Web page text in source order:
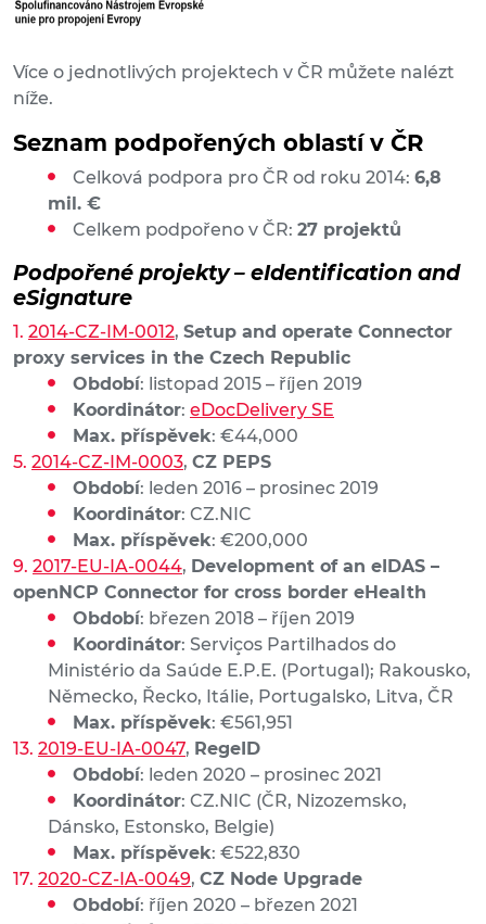
Více o jednotlivých projektech v ČR můžete nalézt
níže.
Seznam podpořených oblastí v ČR
Celková podpora pro ČR od roku 2014: 6,8
mil. €
Celkem podpořeno v ČR: 27 projektů
Podpořené projekty – eIdentification and
eSignature
2014-CZ-IM-0012, Setup and operate Connector
proxy services in the Czech Republic
Období: listopad 2015 – říjen 2019
Koordinátor: eDocDelivery SE
Max. příspěvek: €44,000
2014-CZ-IM-0003, CZ PEPS
Období: leden 2016 – prosinec 2019
Koordinátor: CZ.NIC
Max. příspěvek: €200,000
2017-EU-IA-0044, Development of an eIDAS –
openNCP Connector for cross border eHealth
Období: březen 2018 – říjen 2019
Koordinátor: Serviços Partilhados do
Ministério da Saúde E.P.E. (Portugal); Rakousko,
Německo, Řecko, Itálie, Portugalsko, Litva, ČR
Max. příspěvek: €561,951
2019-EU-IA-0047, RegeID
Období: leden 2020 – prosinec 2021
Koordinátor: CZ.NIC (ČR, Nizozemsko,
Dánsko, Estonsko, Belgie)
Max. příspěvek: €522,830
2020-CZ-IA-0049, CZ Node Upgrade
Období: říjen 2020 – březen 2021